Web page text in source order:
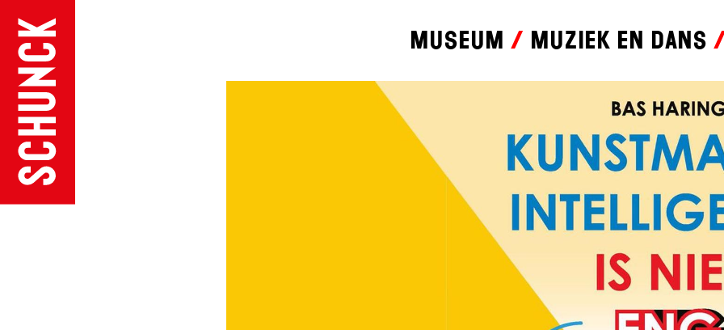
Museum Muziek en dans